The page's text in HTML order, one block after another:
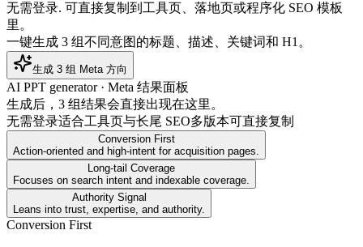
无需登录. 可直接复制到工具页、落地页或程序化 SEO 模板
里。
一键生成 3 组不同意图的标题、描述、关键词和 H1。
生成 3 组 Meta 方向
AI PPT generator · Meta 结果面板
生成后，3 组结果会直接出现在这里。
无需登录适合工具页与长尾 SEO多版本可直接复制
Conversion First
Action-oriented and high-intent for acquisition pages.
Long-tail Coverage
Focuses on search intent and indexable coverage.
Authority Signal
Leans into trust, expertise, and authority.
Conversion First